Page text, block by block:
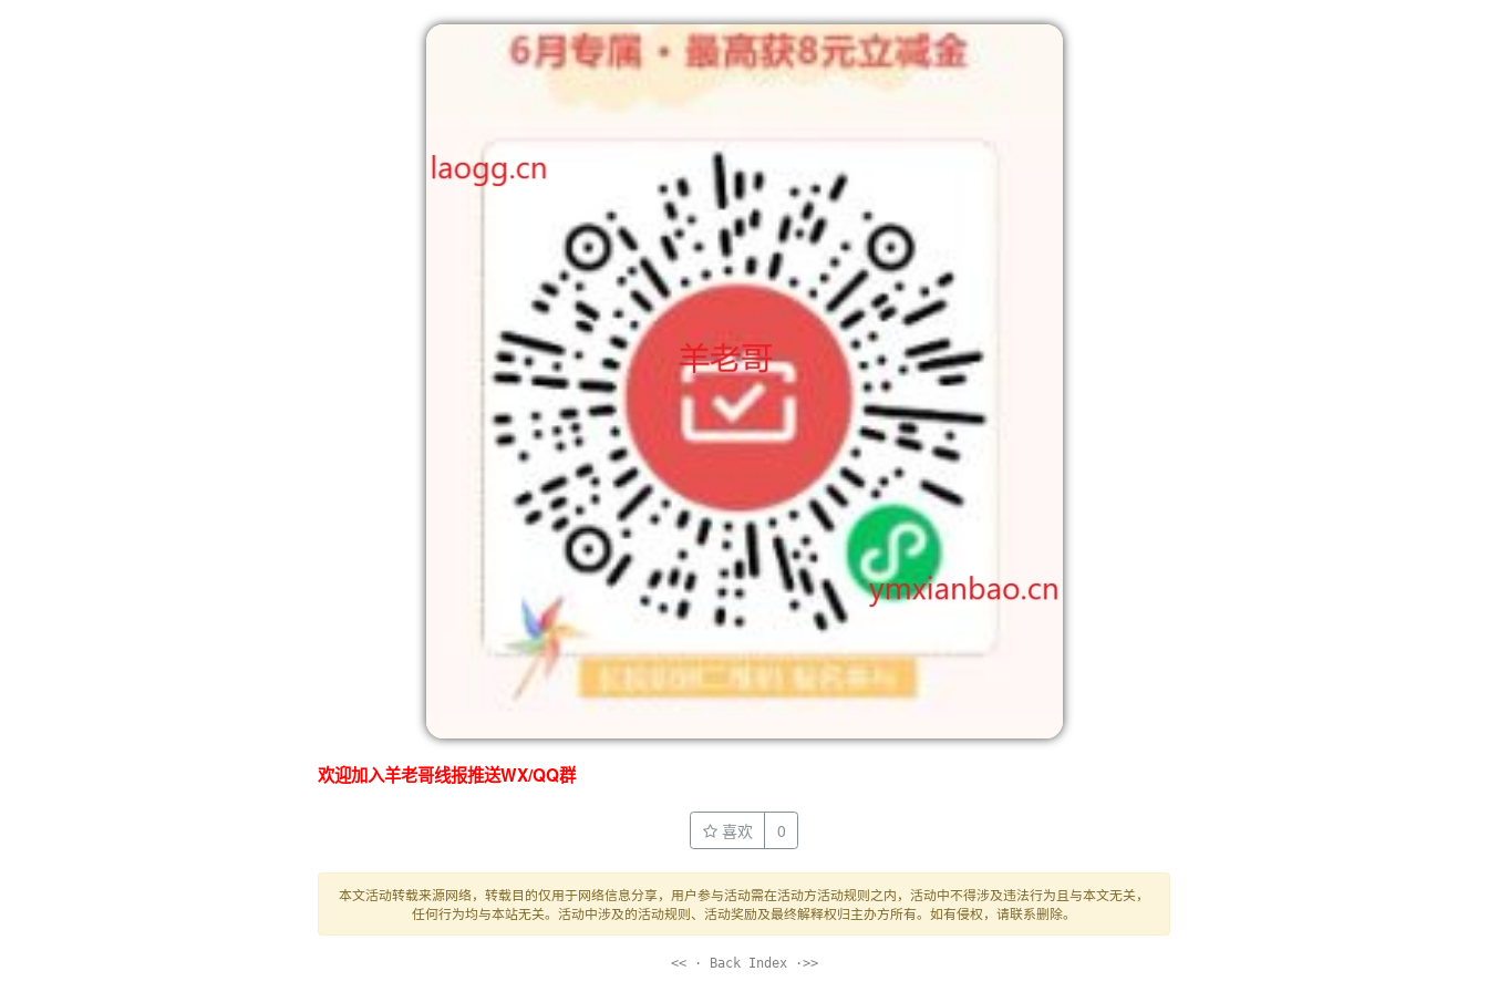
欢迎加入羊老哥线报推送WX/QQ群
喜欢 0
本文活动转载来源网络，转载目的仅用于网络信息分享，用户参与活动需在活动方活动规则之内，活动中不得涉及违法行为且与本文无关，
任何行为均与本站无关。活动中涉及的活动规则、活动奖励及最终解释权归主办方所有。如有侵权，请联系删除。
<< · Back Index ·>>